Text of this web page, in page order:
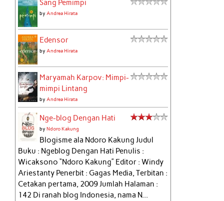
Sang Pemimpi
byAndrea Hirata
Edensor
byAndrea Hirata
Maryamah Karpov: Mimpi-
mimpi Lintang
byAndrea Hirata
Nge-blog Dengan Hati
byNdoro Kakung
Blogisme ala Ndoro Kakung Judul
Buku : Ngeblog Dengan Hati Penulis :
Wicaksono “Ndoro Kakung” Editor : Windy
Ariestanty Penerbit : Gagas Media, Terbitan :
Cetakan pertama, 2009 Jumlah Halaman :
142 Di ranah blog Indonesia, nama N...